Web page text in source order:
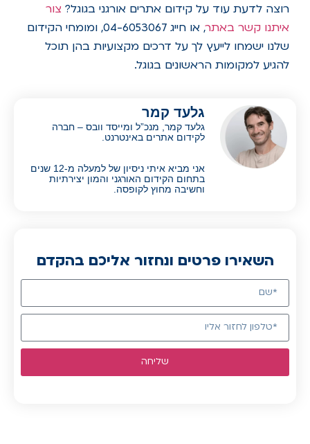
רוצה לדעת עוד על קידום אתרים אורגני בגוגל? צור
איתנו קשר באתר
, או חייג 04-6053067, ומומחי הקידום
שלנו ישמחו לייעץ לך על דרכים מקצועיות בהן תוכל
להגיע למקומות הראשונים בגוגל.
גלעד קמר
גלעד קמר, מנכ”ל ומייסד וובס – חברה
לקידום אתרים באינטרנט.
אני מביא איתי ניסיון של למעלה מ-12 שנים
בתחום הקידום האורגני והמון יצירתיות
וחשיבה מחוץ לקופסה.
השאירו פרטים ונחזור אליכם בהקדם
שליחה